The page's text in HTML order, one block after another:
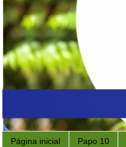
Página inicial Papo 10